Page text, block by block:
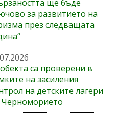
ще бъде
за развитието на
през следващата
са проверени в
на засиления
на детските лагери